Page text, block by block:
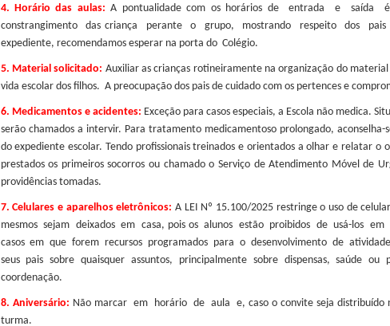
4. Horário das aulas: A pontualidade com os horários de entrada e
constrangimento das criança perante o grupo, mostrando respeito dos
expediente, recomendamos esperar na porta do Colégio.
5. Material solicitado: Auxiliar as crianças rotineiramente na organização do
vida escolar dos filhos. A preocupação dos pais de cuidado com os pertences e
6. Medicamentos e acidentes: Exceção para casos especiais, a Escola não medica.
serão chamados a intervir. Para tratamento medicamentoso prolongado,
do expediente escolar. Tendo profissionais treinados e orientados a olhar e relatar o
prestados os primeiros socorros ou chamado o Serviço de Atendimento Móvel de
providências tomadas.
7. Celulares e aparelhos eletrônicos: A LEI Nº 15.100/2025 restringe o uso de
mesmos sejam deixados em casa, pois os alunos estão proibidos de usá-los
casos em que forem recursos programados para o desenvolvimento de
seus pais sobre quaisquer assuntos, principalmente sobre dispensas, saúde ou
coordenação.
8. Aniversário: Não marcar em horário de aula e, caso o convite seja
turma.